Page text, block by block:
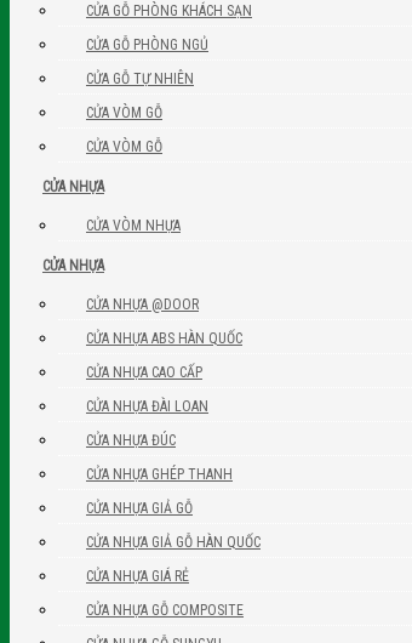
CỬA GỖ PHÒNG KHÁCH SẠN
CỬA GỖ PHÒNG NGỦ
CỬA GỖ TỰ NHIÊN
CỬA VÒM GỖ
CỬA VÒM GỖ
CỬA NHỰA
CỬA VÒM NHỰA
CỬA NHỰA
CỬA NHỰA @DOOR
CỬA NHỰA ABS HÀN QUỐC
CỬA NHỰA CAO CẤP
CỬA NHỰA ĐÀI LOAN
CỬA NHỰA ĐÚC
CỬA NHỰA GHÉP THANH
CỬA NHỰA GIẢ GỖ
CỬA NHỰA GIẢ GỖ HÀN QUỐC
CỬA NHỰA GIÁ RẺ
CỬA NHỰA GỖ COMPOSITE